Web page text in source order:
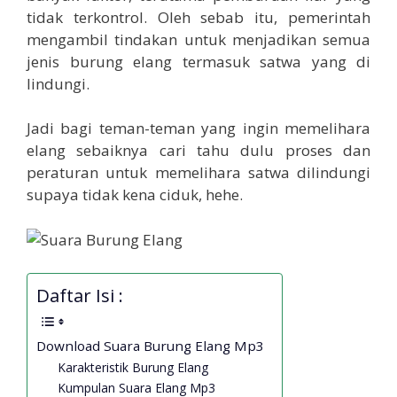
tidak terkontrol. Oleh sebab itu, pemerintah
mengambil tindakan untuk menjadikan semua
jenis burung elang termasuk satwa yang di
lindungi.
Jadi bagi teman-teman yang ingin memelihara
elang sebaiknya cari tahu dulu proses dan
peraturan untuk memelihara satwa dilindungi
supaya tidak kena ciduk, hehe.
Daftar Isi :
Download Suara Burung Elang Mp3
Karakteristik Burung Elang
Kumpulan Suara Elang Mp3